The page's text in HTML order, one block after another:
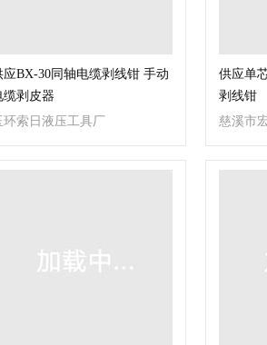
应BX-30同轴电缆剥线钳 手动
缆剥皮器
环索日液压工具厂
供应单
剥线钳
慈溪市